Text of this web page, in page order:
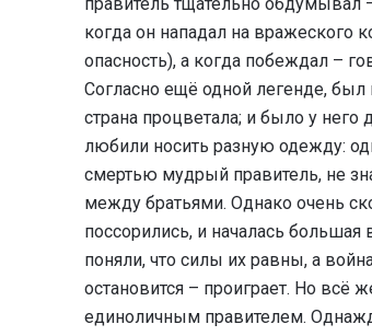
когда он нападал на вражеского
опасность), а когда побеждал –
Согласно ещё одной легенде,
страна процветала; и было у него
любили носить разную одежду:
смертью мудрый правитель, не
между братьями. Однако очень
поссорились, и началась
поняли, что силы их равны, а
остановится – проиграет. Но всё
единоличным правителем.